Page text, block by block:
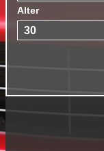
Alter